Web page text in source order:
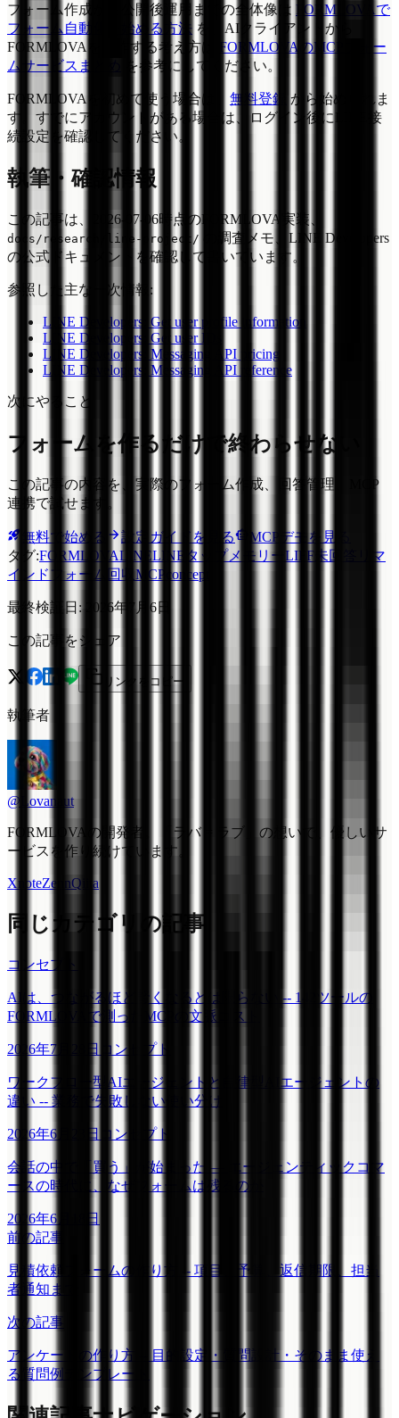
フォーム作成から公開後運用までの全体像は FORMLOVAで
フォーム自動化を始める方法 を、AIクライアントから
FORMLOVAを操作する考え方は
FORMLOVAのMCPフォー
ムサービスまとめ
を参考にしてください。
FORMLOVAを初めて使う場合は、 無料登録
から始められま
す。すでにアカウントがある場合は、ログイン後にLINE接
続設定を確認してください。
執筆・確認情報
この記事は、2026-07-06時点のFORMLOVA実装、
docs/research/line-project/
の調査メモ、LINE Developers
の公式ドキュメントを確認して書いています。
参照した主な一次情報:
LINE Developers: Get user profile information
LINE Developers: Get user IDs
LINE Developers: Messaging API pricing
LINE Developers: Messaging API reference
次にやること
フォームを作るだけで終わらせない
この記事の内容を、実際のフォーム作成、回答管理、MCP
連携で試せます。
無料で始める 設定ガイドを見る
MCPデモを見る
タグ:FORMLOVALINELINEタップメモリー LIFF 未回答リマ
インド フォーム回収 MCP concept
最終検証日 : 2026年7月6日
この記事をシェア
リンクをコピー
執筆者
@Lovanaut
FORMLOVAの開発者。「ラバ = ラブ」の想いで、優しいサ
ービスを作り続けています。
XnoteZennQiita
同じカテゴリの記事
コンセプト
AIは、つながるほど賢くなるとは限らない -- 142ツールの
FORMLOVAで測ったMCPの文脈コスト
2026年7月28日 コンセプト
ワークフロー型AIエージェントと自律型AIエージェントの
違い -- 業務で失敗しない使い分け
2026年6月23日 コンセプト
会話の中で「買う」が始まった ― エージェンティックコマ
ースの時代に、なぜフォームは残るのか
2026年6月18日
前の記事
見積依頼フォームの作り方 -- 項目、予算、返信期限、担当
者通知まで
次の記事
アンケートの作り方 -- 目的設定・質問設計・そのまま使え
る質問例テンプレート